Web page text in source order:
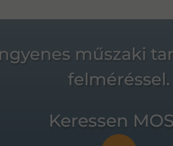
műszaki
felméréssel.
Keressen